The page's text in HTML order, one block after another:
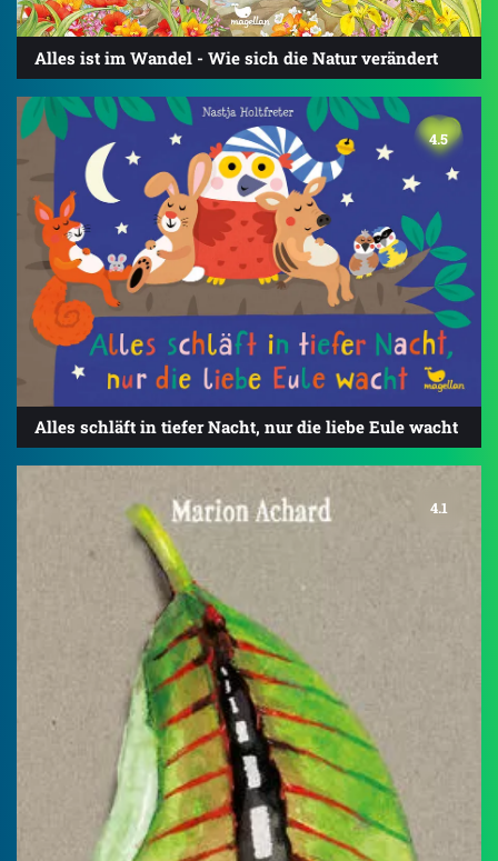
Alles ist im Wandel - Wie sich die Natur verändert
4.5
Alles schläft in tiefer Nacht, nur die liebe Eule wacht
4.1